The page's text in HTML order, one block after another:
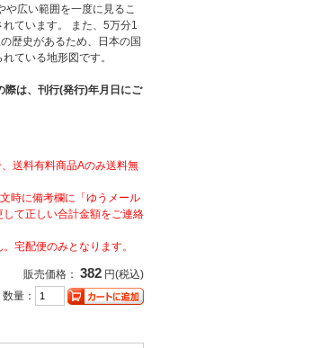
や広い範囲を一度に見るこ
ています。 また、5万分1
歴史があるため、日本の国
ている地形図です。
は、刊行(発行)年月日にご
送料有料商品Aのみ送料無
時に備考欄に「ゆうメール
て正しい合計金額をご連絡
宅配便のみとなります。
販売価格： 382 円(税込)
数量：